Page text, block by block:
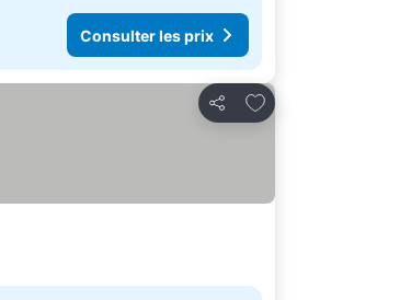
Consulter les prix
Partager
Ajouter à mes favoris